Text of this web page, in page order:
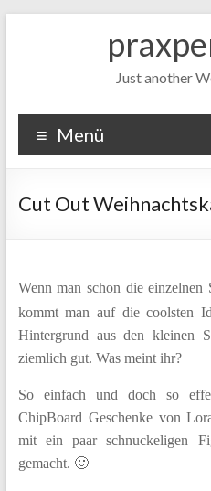
Just another
Menü
Cut Out
Wenn man schon die
kommt man auf die coolsten
Hintergrund aus den kleinen
ziemlich gut. Was meint ihr?
So einfach und doch so
ChipBoard Geschenke von
mit ein paar schnuckeligen
gemacht. 🙂